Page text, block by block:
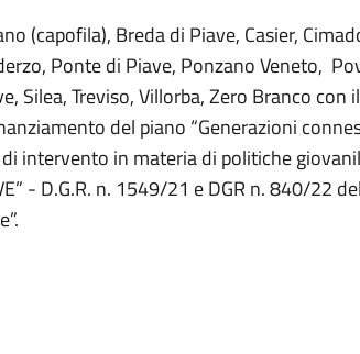
(capofila), Breda di Piave, Casier,
Ponte di Piave, Ponzano Veneto,
Silea, Treviso, Villorba, Zero Branco con il
del piano “Generazioni
intervento in materia di politiche
- D.G.R. n. 1549/21 e DGR n. 840/22